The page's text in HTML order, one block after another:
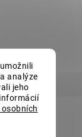
analýze
jeho